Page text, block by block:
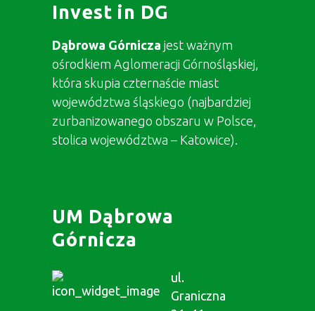
Invest in DG
Dąbrowa Górnicza jest ważnym
ośrodkiem Aglomeracji Górnośląskiej,
która skupia czternaście miast
województwa śląskiego (najbardziej
zurbanizowanego obszaru w Polsce,
stolica województwa – Katowice).
UM Dąbrowa
Górnicza
ul.
Graniczna